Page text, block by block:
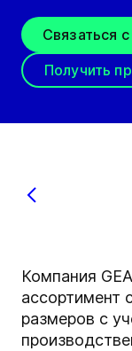
Связаться
Получить
Компания
ассортимент
размеров с